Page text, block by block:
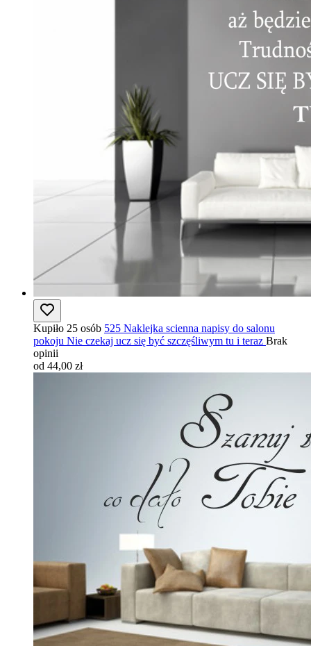
Kupiło 25 osób 525 Naklejka scienna napisy do salonu
pokoju Nie czekaj ucz się być szczęśliwym tu i teraz Brak
opinii
od 44,00 zł